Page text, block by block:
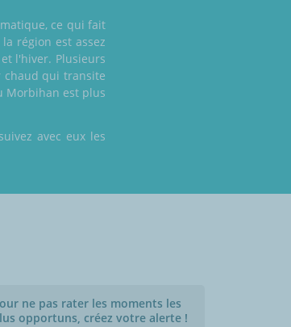
ce qui fait
région est assez
l'hiver. Plusieurs
chaud qui transite
Morbihan est plus
avec eux les
ne pas rater les moments les
opportuns, créez votre alerte !